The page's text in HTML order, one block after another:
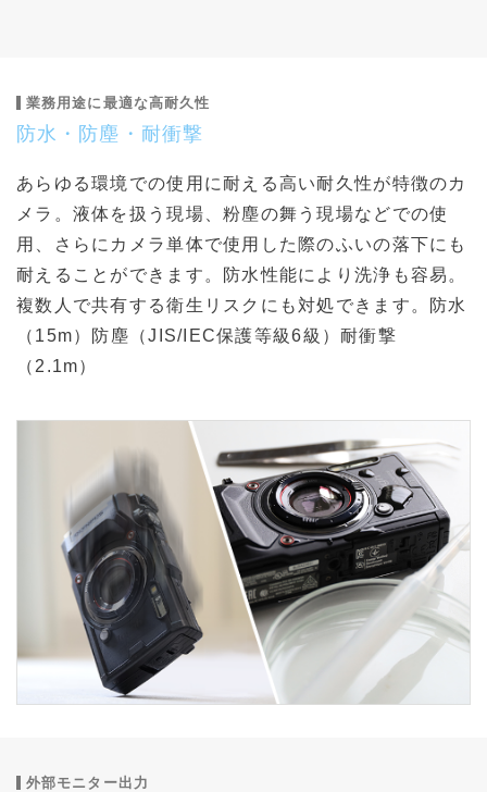
業務用途に最適な高耐久性
防水・防塵・耐衝撃
あらゆる環境での使用に耐える高い耐久性が特徴のカ
メラ。液体を扱う現場、粉塵の舞う現場などでの使
用、さらにカメラ単体で使用した際のふいの落下にも
耐えることができます。防水性能により洗浄も容易。
複数人で共有する衛生リスクにも対処できます。防水
（15m）防塵（JIS/IEC保護等級6級）耐衝撃
（2.1m）
外部モニター出力